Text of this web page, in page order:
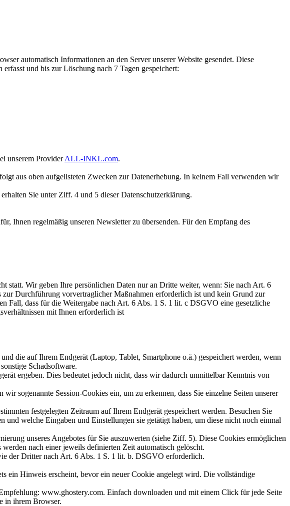
automatisch Informationen an den Server unserer Website gesendet. Diese
und bis zur Löschung nach 7 Tagen gespeichert:
unserem ProviderALL-INKL.com.
aus oben aufgelisteten Zwecken zur Datenerhebung. In keinem Fall verwenden wir
Sie unter Ziff. 4 und 5 dieser Datenschutzerklärung.
Ihnen regelmäßig unseren Newsletter zu übersenden. Für den Empfang des
statt. Wir geben Ihre persönlichen Daten nur an Dritte weiter, wenn: Sie nach Art. 6
Durchführung vorvertraglicher Maßnahmen erforderlich ist und kein Grund zur
Fall, dass für die Weitergabe nach Art. 6 Abs. 1 S. 1 lit. c DSGVO eine gesetzliche
mit Ihnen erforderlich ist
die auf Ihrem Endgerät (Laptop, Tablet, Smartphone o.ä.) gespeichert werden, wenn
Schadsoftware.
ergeben. Dies bedeutet jedoch nicht, dass wir dadurch unmittelbar Kenntnis von
sogenannte Session-Cookies ein, um zu erkennen, dass Sie einzelne Seiten unserer
festgelegten Zeitraum auf Ihrem Endgerät gespeichert werden. Besuchen Sie
und welche Eingaben und Einstellungen sie getätigt haben, um diese nicht noch einmal
unseres Angebotes für Sie auszuwerten (siehe Ziff. 5). Diese Cookies ermöglichen
nach einer jeweils definierten Zeit automatisch gelöscht.
der Dritter nach Art. 6 Abs. 1 S. 1 lit. b. DSGVO erforderlich.
ein Hinweis erscheint, bevor ein neuer Cookie angelegt wird. Die vollständige
www.ghostery.com. Einfach downloaden und mit einem Click für jede Seite
in ihrem Browser.